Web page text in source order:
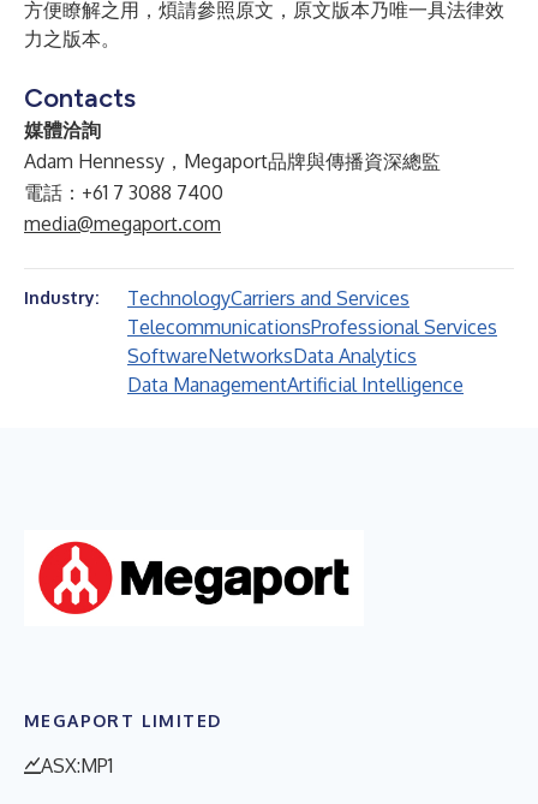
方便瞭解之用，煩請參照原文，原文版本乃唯一具法律效
力之版本。
Contacts
媒體洽詢
Adam Hennessy，Megaport品牌與傳播資深總監
電話：+61 7 3088 7400
media@megaport.com
Industry: TechnologyCarriers and Services
TelecommunicationsProfessional Services
SoftwareNetworksData Analytics
Data ManagementArtificial Intelligence
MEGAPORT LIMITED
ASX:MP1